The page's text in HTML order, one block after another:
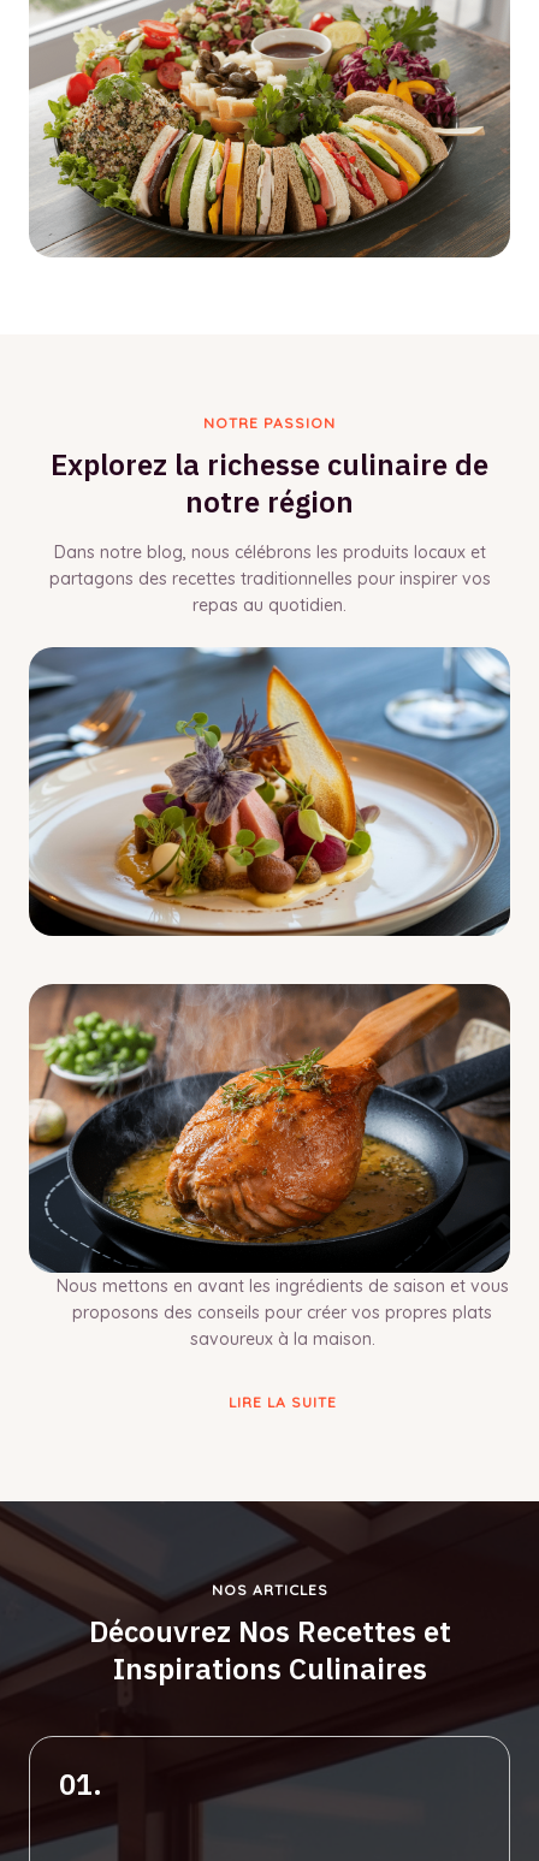
Nous mettons en avant les ingrédients de saison et vous
proposons des conseils pour créer vos propres plats
savoureux à la maison.
LIRE LA SUITE
NOTRE PASSION
Explorez la richesse culinaire de
notre région
Dans notre blog, nous célébrons les produits locaux et
partagons des recettes traditionnelles pour inspirer vos
repas au quotidien.
NOS ARTICLES
Découvrez Nos Recettes et
Inspirations Culinaires
01.